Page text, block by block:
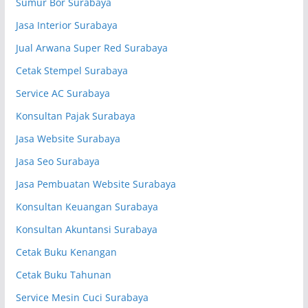
Sumur Bor Surabaya
Jasa Interior Surabaya
Jual Arwana Super Red Surabaya
Cetak Stempel Surabaya
Service AC Surabaya
Konsultan Pajak Surabaya
Jasa Website Surabaya
Jasa Seo Surabaya
Jasa Pembuatan Website Surabaya
Konsultan Keuangan Surabaya
Konsultan Akuntansi Surabaya
Cetak Buku Kenangan
Cetak Buku Tahunan
Service Mesin Cuci Surabaya